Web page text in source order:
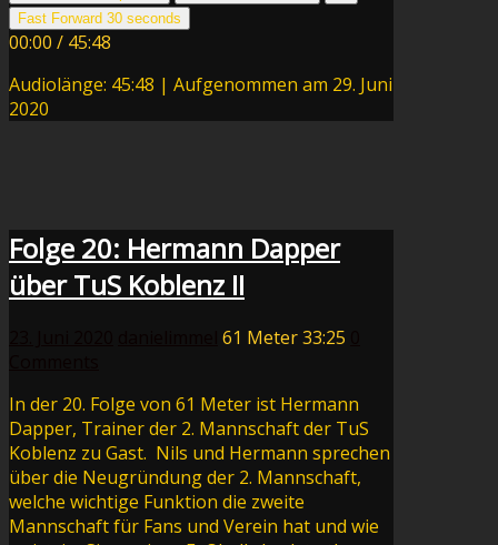
Fast Forward 30 seconds
00:00 / 45:48
Audiolänge: 45:48 | Aufgenommen am 29. Juni
2020
Folge 20: Hermann Dapper
über TuS Koblenz II
61 Meter33:25
In der 20. Folge von 61 Meter ist Hermann
Dapper, Trainer der 2. Mannschaft der TuS
Koblenz zu Gast. Nils und Hermann sprechen
über die Neugründung der 2. Mannschaft,
welche wichtige Funktion die zweite
Mannschaft für Fans und Verein hat und wie